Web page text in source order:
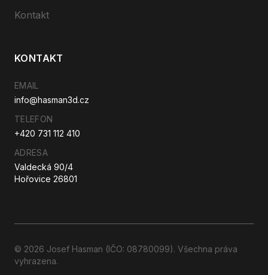
Kontakt
KONTAKT
EMAIL
info@hasman3d.cz
TELEFON
+420 731 112 410
ADRESA
Valdecká 90/4
Hořovice 26801
© 2026 Josef Hasman (IČO: 08780099). Všechna práva
vyhrazena.